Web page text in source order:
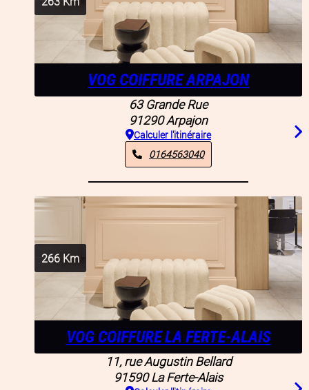
VOG COIFFURE ARPAJON
63 Grande Rue
91290Arpajon
Calculer l'itinéraire
0164563040
266 Km
VOG COIFFURE LA FERTE-ALAIS
11, rue Augustin Bellard
91590 La Ferte-Alais